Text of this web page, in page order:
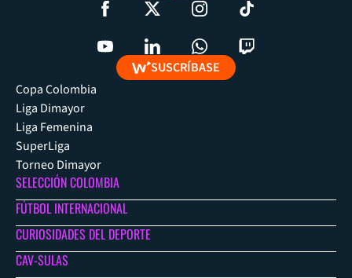
SUSCRÍBASE
Copa Colombia
Liga Dimayor
Liga Femenina
SuperLiga
Torneo Dimayor
SELECCIÓN COLOMBIA
FÚTBOL INTERNACIONAL
CURIOSIDADES DEL DEPORTE
CAV-SULAS